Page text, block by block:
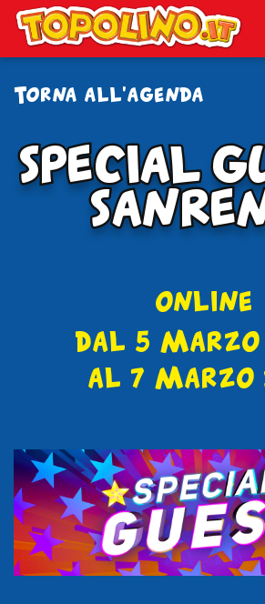
in
Torna all'agenda
SPECIAL
SPECIAL
online
dal 5 Marzo
al 7 Marzo